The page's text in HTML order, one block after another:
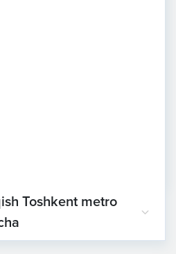
Toshkent metro